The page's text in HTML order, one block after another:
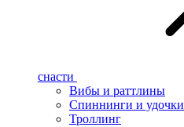
снасти
Вибы и раттлины
Спиннинги и удочки
Троллинг